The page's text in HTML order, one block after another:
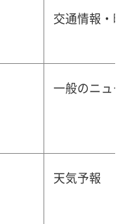
交通情報・時
一般のニュー
天気予報